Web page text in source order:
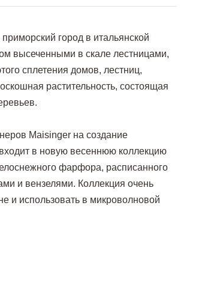
город в итальянской
высеченными в скале лестницами,
сплетения домов, лестниц,
растительность, состоящая
Maisinger на создание
в новую весеннюю коллекцию
фарфора, расписанного
и вензелями. Коллекция очень
и использовать в микроволновой